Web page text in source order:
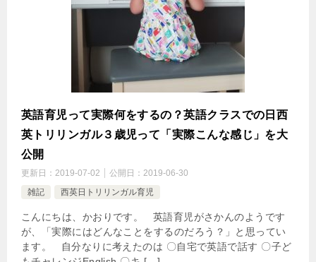
英語育児って実際何をするの？英語クラスでの日西
英トリリンガル３歳児って「実際こんな感じ」を大
公開
更新日： 2019-07-02 公開日： 2019-06-30
雑記
西英日トリリンガル育児
こんにちは、かおりです。 英語育児がさかんのようです
が、「実際にはどんなことをするのだろう？」と思ってい
ます。 自分なりに考えたのは 〇自宅で英語で話す 〇子ど